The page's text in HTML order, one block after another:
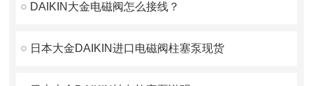
DAIKIN大金电磁阀怎么接线？
日本大金DAIKIN进口电磁阀柱塞泵现货